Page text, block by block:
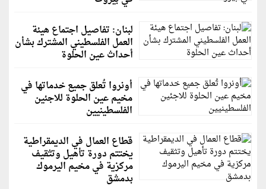
لبنان: تفاصيل اجتماع هيئة
العمل الفلسطيني المشترك بشأن
أحداث عين الحلوة
أونروا تُعلق جميع خدماتها في
مخيم عين الحلوة للاجئين
الفلسطينيين
قطاع العمال في الديمقراطية
يختتم دورة تأهيل وتثقيف
مركزية في مخيم اليرموك
بدمشق